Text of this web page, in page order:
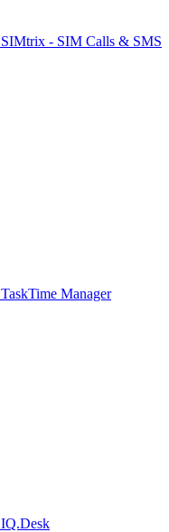
SIMtrix - SIM Calls & SMS
TaskTime Manager
IQ.Desk